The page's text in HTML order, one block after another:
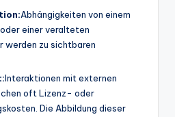
Abhängigkeiten von einem
einer veralteten
werden zu sichtbaren
Interaktionen mit externen
oft Lizenz- oder
Die Abbildung dieser